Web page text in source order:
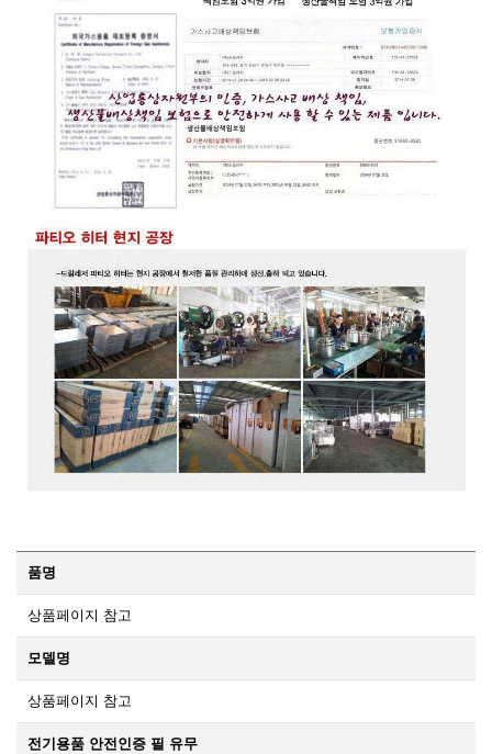
품명
상품페이지 참고
모델명
상품페이지 참고
전기용품 안전인증 필 유무